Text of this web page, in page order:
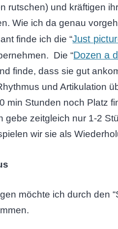
rutschen) und kräftigen
Wie ich da genau
finde ich die “Just
Die “Dozen a
finde, dass sie gut
und Artikulation
min Stunden noch Platz
gebe zeitgleich nur 1-2
wir sie als
möchte ich durch den